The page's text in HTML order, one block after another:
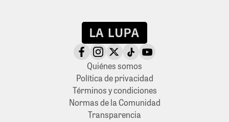
Quiénes somos
Política de privacidad
Términos y condiciones
Normas de la Comunidad
Transparencia